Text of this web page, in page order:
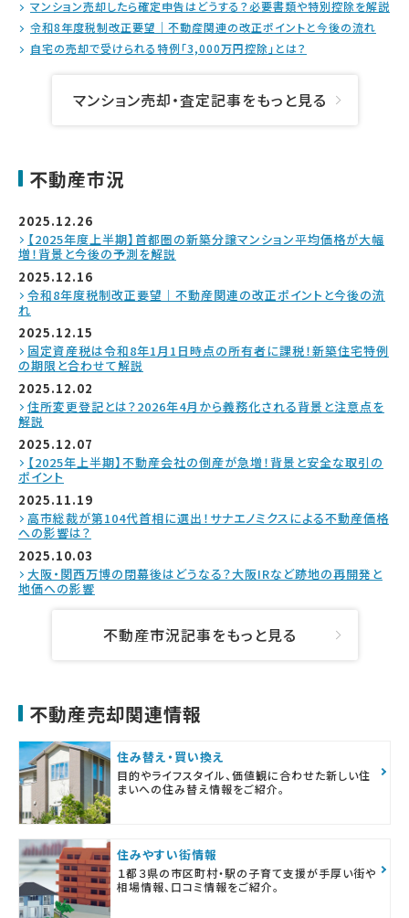
マンション売却したら確定申告はどうする？必要書類や特別控除を解説
令和8年度税制改正要望｜不動産関連の改正ポイントと今後の流れ
自宅の売却で受けられる特例「3,000万円控除」とは？
マンション売却・査定記事をもっと見る
不動産市況
2025.12.26
【2025年度上半期】首都圏の新築分譲マンション平均価格が大幅
増！背景と今後の予測を解説
2025.12.16
令和8年度税制改正要望｜不動産関連の改正ポイントと今後の流
れ
2025.12.15
固定資産税は令和8年1月1日時点の所有者に課税！新築住宅特例
の期限と合わせて解説
2025.12.02
住所変更登記とは？2026年4月から義務化される背景と注意点を
解説
2025.12.07
【2025年上半期】不動産会社の倒産が急増！背景と安全な取引の
ポイント
2025.11.19
高市総裁が第104代首相に選出！サナエノミクスによる不動産価格
への影響は？
2025.10.03
大阪・関西万博の閉幕後はどうなる？大阪IRなど跡地の再開発と
地価への影響
不動産市況記事をもっと見る
不動産売却関連情報
住み替え・買い換え
目的やライフスタイル、価値観に合わせた新しい住
まいへの住み替え情報をご紹介。
住みやすい街情報
１都３県の市区町村・駅の子育て支援が手厚い街や
相場情報、口コミ情報をご紹介。